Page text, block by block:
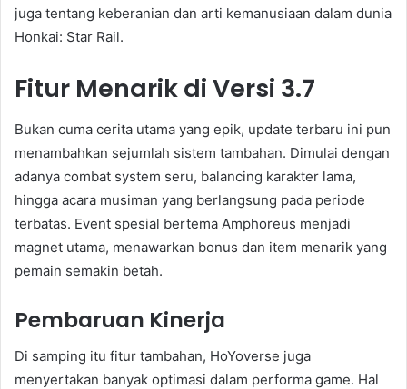
juga tentang keberanian dan arti kemanusiaan dalam dunia
Honkai: Star Rail.
Fitur Menarik di Versi 3.7
Bukan cuma cerita utama yang epik, update terbaru ini pun
menambahkan sejumlah sistem tambahan. Dimulai dengan
adanya combat system seru, balancing karakter lama,
hingga acara musiman yang berlangsung pada periode
terbatas. Event spesial bertema Amphoreus menjadi
magnet utama, menawarkan bonus dan item menarik yang
pemain semakin betah.
Pembaruan Kinerja
Di samping itu fitur tambahan, HoYoverse juga
menyertakan banyak optimasi dalam performa game. Hal